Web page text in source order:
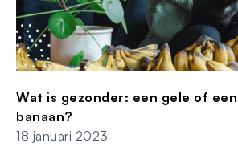
Wat is gezonder: een gele of
banaan?
18 januari 2023